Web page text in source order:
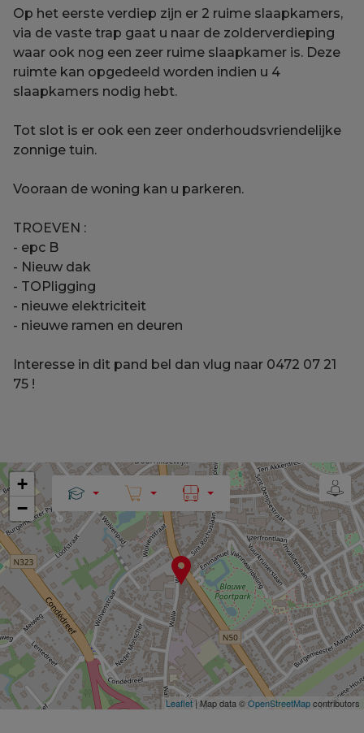
Op het eerste verdiep zijn er 2 ruime slaapkamers,
via de vaste trap gaat u naar de zolderverdieping
waar ook nog een zeer ruime slaapkamer is. Deze
ruimte kan opgedeeld worden indien u 4
slaapkamers nodig hebt.
Tot slot is er ook een zeer onderhoudsvriendelijke
zonnige tuin.
Vooraan de woning kan u parkeren.
TROEVEN :
- epc B
- Nieuw dak
- TOPligging
- nieuwe elektriciteit
- nieuwe ramen en deuren
Interesse in dit pand bel dan vlug naar 0472 07 21
75 !
+
−
Leaflet| Map data ©OpenStreetMapcontributors